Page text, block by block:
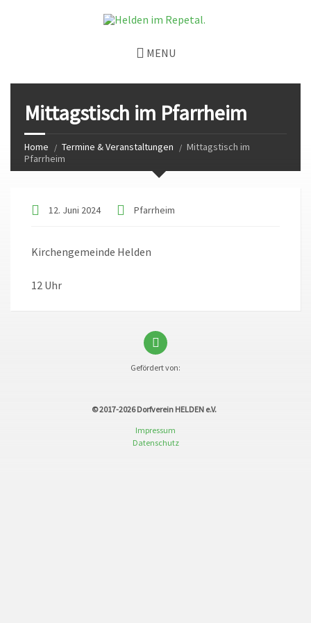
MENU
Mittagstisch im Pfarrheim
Home Termine & Veranstaltungen
Mittagstisch im
Pfarrheim
12. Juni 2024 Pfarrheim
Kirchengemeinde Helden
12 Uhr
Gefördert von:
© 2017-2026Dorfverein HELDEN e.V.
Impressum
Datenschutz